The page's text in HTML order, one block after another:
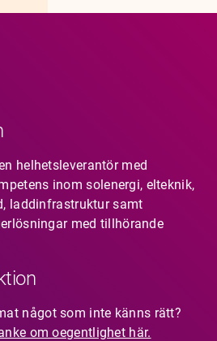
helhetsleverantör med
inom solenergi, elteknik,
laddinfrastruktur samt
med tillhörande
något som inte känns rätt?
om oegentlighet här.